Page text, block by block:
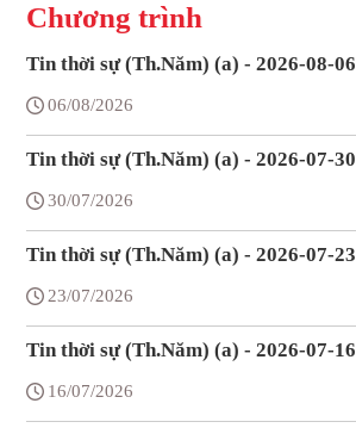
Chương trình
Tin thời sự (Th.Năm) (a) - 2026-08-06
06/08/2026
Tin thời sự (Th.Năm) (a) - 2026-07-30
30/07/2026
Tin thời sự (Th.Năm) (a) - 2026-07-23
23/07/2026
Tin thời sự (Th.Năm) (a) - 2026-07-16
16/07/2026